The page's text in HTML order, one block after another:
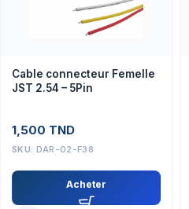
Cable connecteur Femelle
JST 2.54 – 5Pin
1,500 TND
SKU: DAR-02-F38
Acheter